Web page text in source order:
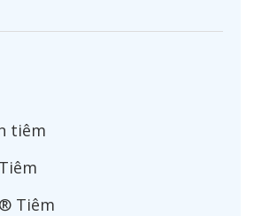
tiêm
Tiêm